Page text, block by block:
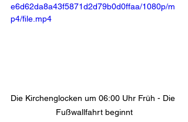
e6d62da8a43f5871d2d79b0d0ffaa/1080p/m
p4/file.mp4
Die Kirchenglocken um 06:00 Uhr Früh - Die
Fußwallfahrt beginnt